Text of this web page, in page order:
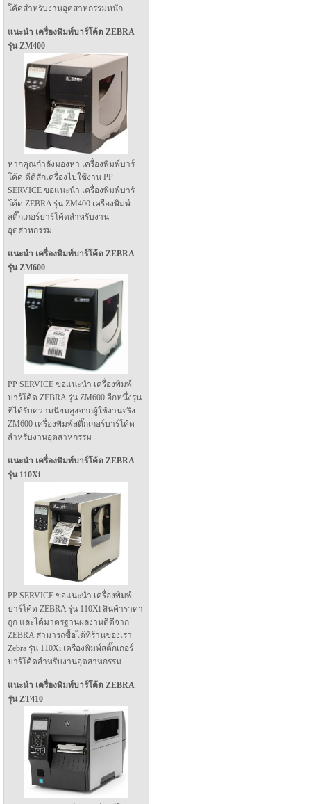
โค้ดสำหรับงานอุตสาหกรรมหนัก
แนะนำ เครื่องพิมพ์บาร์โค้ด ZEBRA
รุ่น ZM400
หากคุณกำลังมองหา เครื่องพิมพ์บาร์
โค้ด ดีดีสักเครื่องไปใช้งาน PP
SERVICE ขอแนะนำ เครื่องพิมพ์บาร์
โค้ด ZEBRA รุ่น ZM400 เครื่องพิมพ์
สติ๊กเกอร์บาร์โค้ดสำหรับงาน
อุตสาหกรรม
แนะนำ เครื่องพิมพ์บาร์โค้ด ZEBRA
รุ่น ZM600
PP SERVICE ขอแนะนำ เครื่องพิมพ์
บาร์โค้ด ZEBRA รุ่น ZM600 อีกหนึ่งรุ่น
ที่ได้รับความนิยมสูงจากผู้ใช้งานจริง
ZM600 เครื่องพิมพ์สติ๊กเกอร์บาร์โค้ด
สำหรับงานอุตสาหกรรม
แนะนำ เครื่องพิมพ์บาร์โค้ด ZEBRA
รุ่น 110Xi
PP SERVICE ขอแนะนำ เครื่องพิมพ์
บาร์โค้ด ZEBRA รุ่น 110Xi สินค้าราคา
ถูก และได้มาตรฐานผลงานดีดีจาก
ZEBRA สามารถซื้อได้ที่ร้านของเรา
Zebra รุ่น 110Xi เครื่องพิมพ์สติ๊กเกอร์
บาร์โค้ดสำหรับงานอุตสาหกรรม
แนะนำ เครื่องพิมพ์บาร์โค้ด ZEBRA
รุ่น ZT410